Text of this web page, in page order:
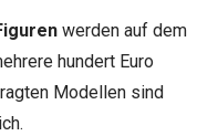
werden auf dem
hundert Euro
Modellen sind